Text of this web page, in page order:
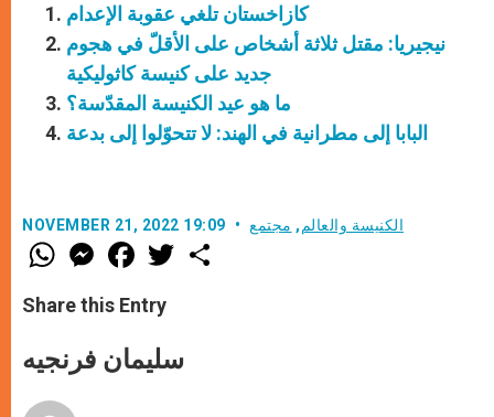
كازاخستان تلغي عقوبة الإعدام
نيجيريا: مقتل ثلاثة أشخاص على الأقلّ في هجوم
جديد على كنيسة كاثوليكية
ما هو عيد الكنيسة المقدّسة؟
البابا إلى مطرانية في الهند: لا تتحوّلوا إلى بدعة
NOVEMBER 21, 2022 19:09 الكنيسة والعالم , مجتمع
W
h
t
s
p
p
M
e
s
e
g
e
F
a
e
b
k
w
Share this Entry
سليمان فرنجيه